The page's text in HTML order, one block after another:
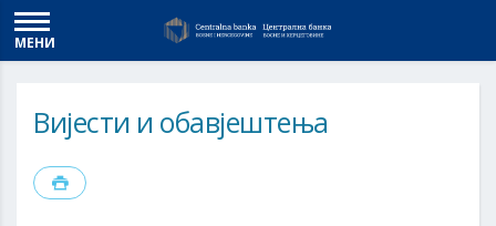
МЕНИ
Вијести и обавјештења